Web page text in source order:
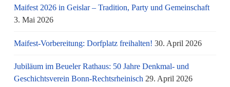
Maifest 2026 in Geislar – Tradition, Party und Gemeinschaft
3. Mai 2026
Maifest-Vorbereitung: Dorfplatz freihalten! 30. April 2026
Jubiläum im Beueler Rathaus: 50 Jahre Denkmal- und
Geschichtsverein Bonn-Rechtsrheinisch 29. April 2026